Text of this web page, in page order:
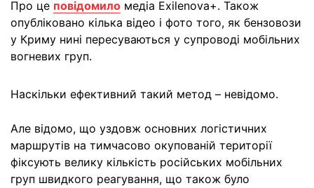
Про це повідомило медіа Exilenova+. Також
опубліковано кілька відео і фото того, як бензовози
у Криму нині пересуваються у супроводі мобільних
вогневих груп.
Наскільки ефективний такий метод – невідомо.
Але відомо, що уздовж основних логістичних
маршрутів на тимчасово окупованій території
фіксують велику кількість російських мобільних
груп швидкого реагування, що також було